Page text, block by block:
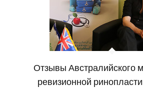
Отзывы Австралийского
ревизионной